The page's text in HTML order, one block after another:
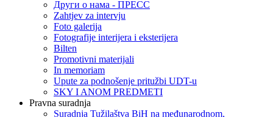
Други о нама - ПРЕСC
Zahtjev za intervju
Foto galerija
Fotografije interijera i eksterijera
Bilten
Promotivni materijali
In memoriam
Upute za podnošenje pritužbi UDT-u
SKY I ANOM PREDMETI
Pravna suradnja
Suradnja Tužilaštva BiH na međunarodnom,